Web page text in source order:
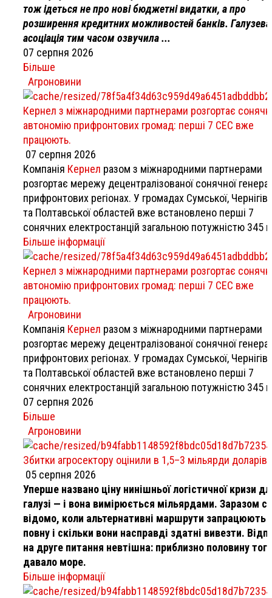
тож ідеться не про нові бюджетні видатки, а про
розширення кредитних можливостей банків. Галузева
асоціація тим часом озвучила ...
07 серпня 2026
Більше
Агроновини
Кернел з міжнародними партнерами розгортає
автономію прифронтових громад: перші 7 СЕС вже
працюють.
07 серпня 2026
Компанія Кернел разом з міжнародними партнерами
розгортає мережу децентралізованої сонячної
прифронтових регіонах. У громадах Сумської,
та Полтавської областей вже встановлено перші 7
сонячних електростанцій загальною потужністю 345
Більше інформації
Кернел з міжнародними партнерами розгортає
автономію прифронтових громад: перші 7 СЕС вже
працюють.
Агроновини
Компанія Кернел разом з міжнародними партнерами
розгортає мережу децентралізованої сонячної
прифронтових регіонах. У громадах Сумської,
та Полтавської областей вже встановлено перші 7
сонячних електростанцій загальною потужністю 345
07 серпня 2026
Більше
Агроновини
Збитки агросектору оцінили в 1,5–3 мільярди доларів
05 серпня 2026
Уперше названо ціну нинішньої логістичної кризи
галузі — і вона вимірюється мільярдами. Заразом
відомо, коли альтернативні маршрути запрацюють
повну і скільки вони насправді здатні вивезти.
на друге питання невтішна: приблизно половину
давало море.
Більше інформації